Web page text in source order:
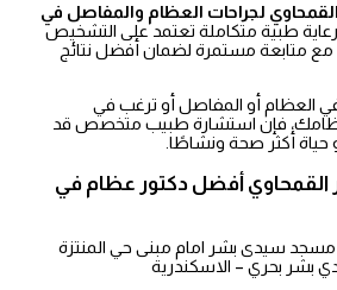
لجراحات العظام والمفاصل في
رعاية طبية متكاملة تعتمد على التشخيص
مع متابعة مستمرة لضمان أفضل نتائج
العظام أو المفاصل أو ترغب في
فإن استشارة طبيب متخصص قد
حياة أكثر صحة ونشاطًا.
القمحاوي أفضل دكتور عظام في
مسجد سيدى بشر امام مبنى حي المنتزة
بشر بحري – الاسكندرية